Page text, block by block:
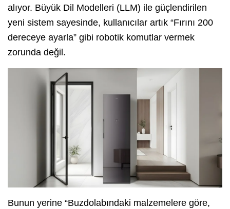
alıyor. Büyük Dil Modelleri (LLM) ile güçlendirilen
yeni sistem sayesinde, kullanıcılar artık “Fırını 200
dereceye ayarla” gibi robotik komutlar vermek
zorunda değil.
Bunun yerine “Buzdolabındaki malzemelere göre,